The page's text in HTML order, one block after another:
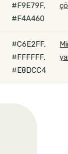
#F9E79F,
#F4A460
#C6E2FF,
#FFFFFF,
#E8DCC4